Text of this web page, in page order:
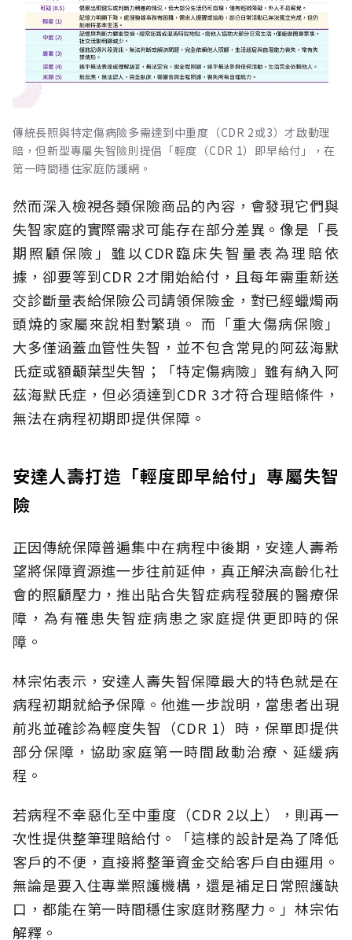
傳統長照與特定傷病險多需達到中重度（CDR 2或3）才啟動理
賠，但新型專屬失智險則提倡「輕度（CDR 1）即早給付」，在
第一時間穩住家庭防護網。
然而深入檢視各類保險商品的內容，會發現它們與
失智家庭的實際需求可能存在部分差異。像是「長
期照顧保險」雖以CDR臨床失智量表為理賠依
據，卻要等到CDR 2才開始給付，且每年需重新送
交診斷量表給保險公司請領保險金，對已經蠟燭兩
頭燒的家屬來說相對繁瑣。 而「重大傷病保險」
大多僅涵蓋血管性失智，並不包含常見的阿茲海默
氏症或額顳葉型失智；「特定傷病險」雖有納入阿
茲海默氏症，但必須達到CDR 3才符合理賠條件，
無法在病程初期即提供保障。
安達人壽打造「輕度即早給付」專屬失智
險
正因傳統保障普遍集中在病程中後期，安達人壽希
望將保障資源進一步往前延伸，真正解決高齡化社
會的照顧壓力，推出貼合失智症病程發展的醫療保
障，為有罹患失智症病患之家庭提供更即時的保
障。
林宗佑表示，安達人壽失智保障最大的特色就是在
病程初期就給予保障。他進一步說明，當患者出現
前兆並確診為輕度失智（CDR 1）時，保單即提供
部分保障，協助家庭第一時間啟動治療、延緩病
程。
若病程不幸惡化至中重度（CDR 2以上），則再一
次性提供整筆理賠給付。「這樣的設計是為了降低
客戶的不便，直接將整筆資金交給客戶自由運用。
無論是要入住專業照護機構，還是補足日常照護缺
口，都能在第一時間穩住家庭財務壓力。」林宗佑
解釋。